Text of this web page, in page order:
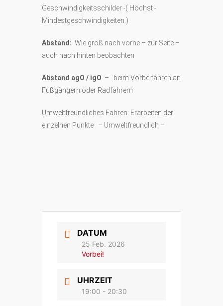
Geschwindigkeitsschilder -( Höchst -
Mindestgeschwindigkeiten.)
Abstand: Wie groß nach vorne – zur Seite –
auch nach hinten beobachten
Abstand agO / igO – beim Vorbeifahren an
Fußgängern oder Radfahrern
Umweltfreundliches Fahren: Erarbeiten der
einzelnen Punkte – Umweltfreundlich –
DATUM
25 Feb. 2026
Vorbei!
UHRZEIT
19:00 - 20:30